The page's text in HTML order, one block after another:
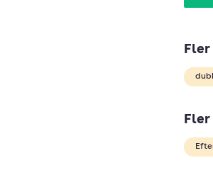
Fler
Fler